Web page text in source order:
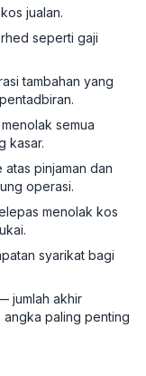
jualan.
seperti gaji
tambahan yang
semua
kasar.
pinjaman dan
operasi.
menolak kos
syarikat bagi
jumlah akhir
paling penting